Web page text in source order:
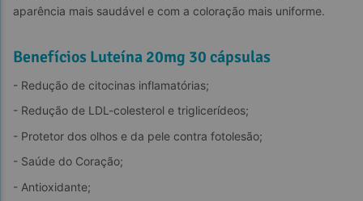
aparência mais saudável e com a coloração mais uniforme.
Benefícios Luteína 20mg 30 cápsulas
- Redução de citocinas inflamatórias;
- Redução de LDL-colesterol e triglicerídeos;
- Protetor dos olhos e da pele contra fotolesão;
- Saúde do Coração;
- Antioxidante;